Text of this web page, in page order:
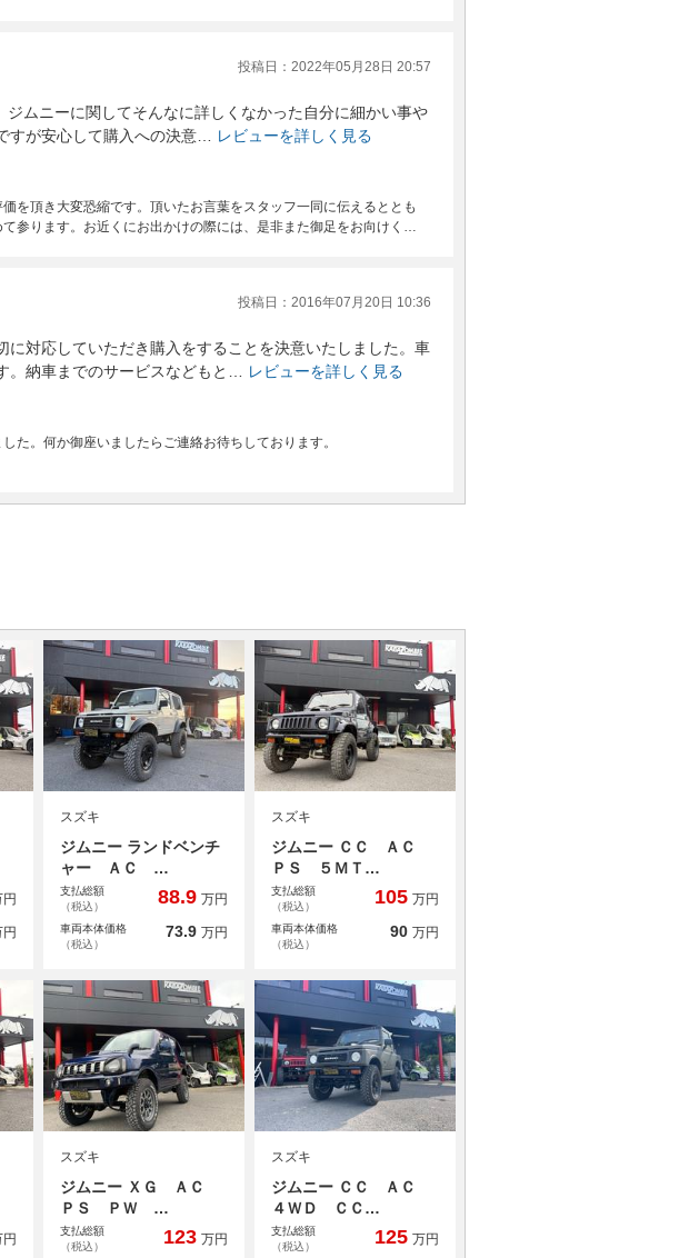
投稿日：2022年05月28日 20:57
ムニーに関してそんなに詳しくなかった自分に細かい事や
すが安心して購入への決意…
レビューを詳しく見る
を頂き大変恐縮です。頂いたお言葉をスタッフ一同に伝えるととも
参ります。お近くにお出かけの際には、是非また御足をお向けく…
投稿日：2016年07月20日 10:36
対応していただき購入をすることを決意いたしました。車
。納車までのサービスなどもと…
レビューを詳しく見る
た。何か御座いましたらご連絡お待ちしております。
スズキ
ジムニー ランドベンチ
ャー ＡＣ …
支払総額
（税込）
88.9 万円
車両本体価格
（税込）
73.9 万円
スズキ
ジムニー ＣＣ ＡＣ
ＰＳ ５ＭＴ…
支払総額
（税込）
105 万円
車両本体価格
（税込）
90 万円
スズキ
ジムニー ＸＧ ＡＣ
ＰＳ ＰＷ …
支払総額
（税込）
123 万円
スズキ
ジムニー ＣＣ ＡＣ
４ＷＤ ＣＣ…
支払総額
（税込）
125 万円